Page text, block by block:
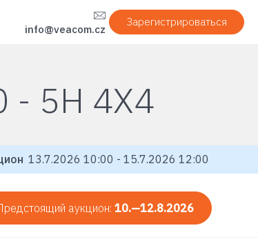
Зарегистрироваться
info@veacom.cz
- 5H 4X4
13.7.2026 10:00 - 15.7.2026 12:00
аукцион: 10.—12.8.2026